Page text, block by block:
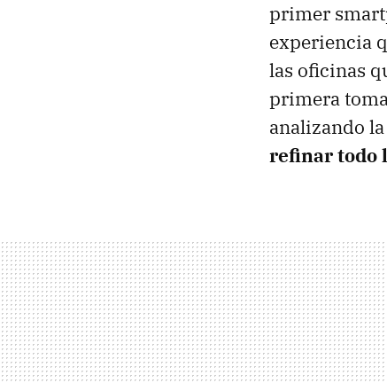
primer
experiencia
las oficinas
primera
analizando
refinar todo